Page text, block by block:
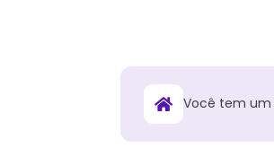
Você tem um